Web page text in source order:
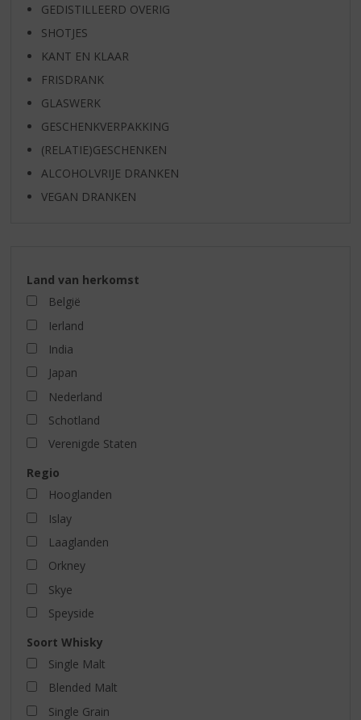
GEDISTILLEERD OVERIG
SHOTJES
KANT EN KLAAR
FRISDRANK
GLASWERK
GESCHENKVERPAKKING
(RELATIE)GESCHENKEN
ALCOHOLVRIJE DRANKEN
VEGAN DRANKEN
Land van herkomst
België
Ierland
India
Japan
Nederland
Schotland
Verenigde Staten
Regio
Hooglanden
Islay
Laaglanden
Orkney
Skye
Speyside
Soort Whisky
Single Malt
Blended Malt
Single Grain